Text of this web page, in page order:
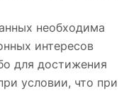
необходима
интересов
для достижения
условии, что при